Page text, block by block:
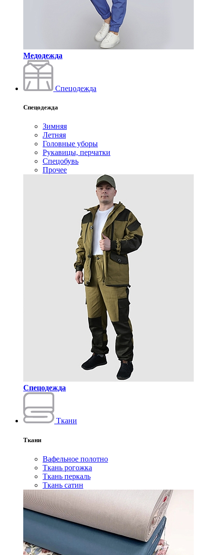
Медодежда
Спецодежда
Спецодежда
Зимняя
Летняя
Головные уборы
Рукавицы, перчатки
Спецобувь
Прочее
Спецодежда
Ткани
Ткани
Вафельное полотно
Ткань рогожка
Ткань перкаль
Ткань сатин